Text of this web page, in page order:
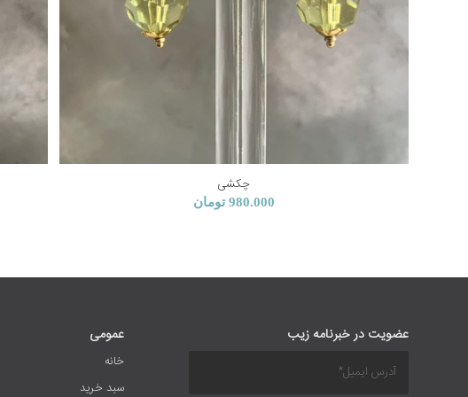
چکشی
980.000 تومان
عضویت در خبرنامه زیب عمومی
خانه
سبد خرید